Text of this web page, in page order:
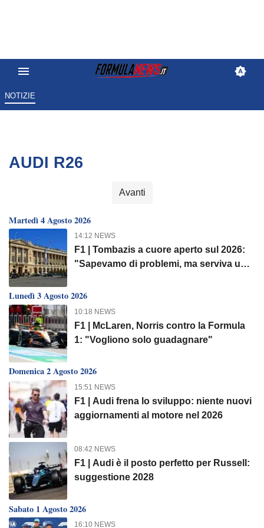
NOTIZIE
AUDI R26
Avanti
Martedì 4 Agosto 2026
14:12 NEWS
F1 | Tombazis a cuore aperto sul 2026:
"Sapevamo di problemi, ma serviva un
Lunedì 3 Agosto 2026
10:18 NEWS
F1 | McLaren, Norris contro la Formula
1: "Vogliono solo guadagnare"
Domenica 2 Agosto 2026
15:51 NEWS
F1 | Audi frena lo sviluppo: niente nuovi
aggiornamenti al motore nel 2026
08:42 NEWS
F1 | Audi è il posto perfetto per Russell:
suggestione 2028
Sabato 1 Agosto 2026
16:10 NEWS